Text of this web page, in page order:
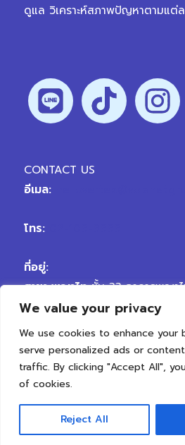
We value your privacy
We use cookies to enhance your
serve personalized ads or
traffic. By clicking "Accept All",
of cookies.
Reject All
ดูแล วิเคราะห์สภาพปัญหาตามแต่
CONTACT US
อีเมล:
โทร:
ที่อยู่:
สาขา พญาไทชั้น 33 อาคารพญาไ
พญาไท) ถนนพญาไท เขตราชเทวี
10400
สาขา เจริญนครถนนเจริญนคร ตร
50 แขวงสำเหร่ เขตธนบุรี กรุงเ
Copyright © 2026 Vertex